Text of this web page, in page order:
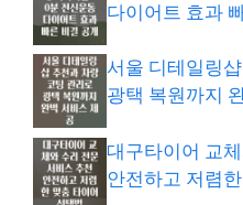
다이어트 효과
서울 디테일링
광택 복원까지
대구타이어 교
안전하고 저렴